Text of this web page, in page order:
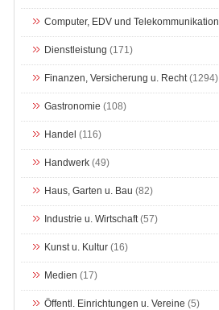
Computer, EDV und Telekommunikation
Dienstleistung (171)
Finanzen, Versicherung u. Recht(1294)
Gastronomie (108)
Handel (116)
Handwerk(49)
Haus, Garten u. Bau (82)
Industrie u. Wirtschaft(57)
Kunst u. Kultur(16)
Medien (17)
Öffentl. Einrichtungen u. Vereine (5)